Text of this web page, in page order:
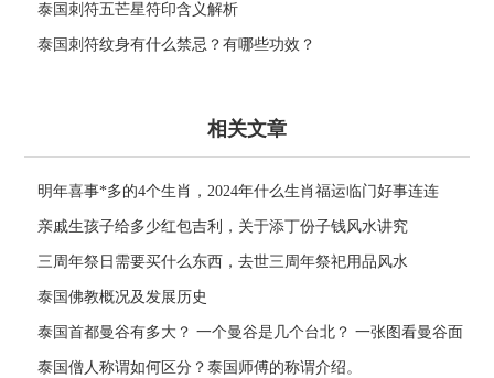
泰国刺符五芒星符印含义解析
泰国刺符纹身有什么禁忌？有哪些功效？
相关文章
明年喜事*多的4个生肖，2024年什么生肖福运临门好事连连
亲戚生孩子给多少红包吉利，关于添丁份子钱风水讲究
三周年祭日需要买什么东西，去世三周年祭祀用品风水
泰国佛教概况及发展历史
泰国首都曼谷有多大？ 一个曼谷是几个台北？ 一张图看曼谷面
积与各大城市比较
泰国僧人称谓如何区分？泰国师傅的称谓介绍。